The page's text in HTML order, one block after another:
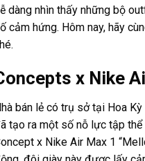
dàng nhìn thấy những bộ
cảm hứng. Hôm nay, hãy
x Nike
bán lẻ có trụ sở tại Hoa
tạo ra một số nỗ lực tập thể
x Nike Air Max 1